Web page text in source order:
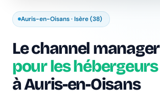
Auris-en-Oisans · Isère (38)
Le channel manager
pour les hébergeurs
à Auris-en-Oisans